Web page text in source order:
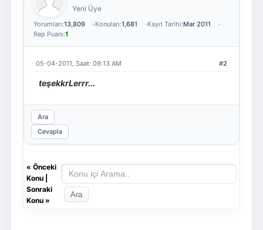
Yeni Üye
Yorumları:13,809 Konuları:1,681 Kayıt Tarihi:Mar 2011
Rep Puanı:1
#2
05-04-2011, Saat: 09:13 AM
teşekkrLerrr...
Ara
Cevapla
« Önceki
Konu|
Sonraki
Konu»